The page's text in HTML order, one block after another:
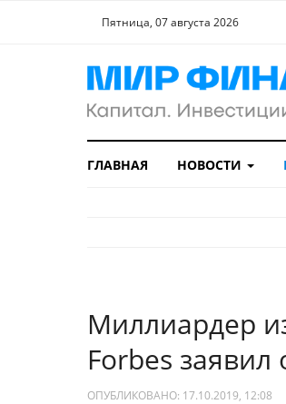
Пятница, 07 августа 2026
ГЛАВНАЯ НОВОСТИ
Миллиардер
Forbes
ОПУБЛИКОВАНО: 17.10.2019, 12:08